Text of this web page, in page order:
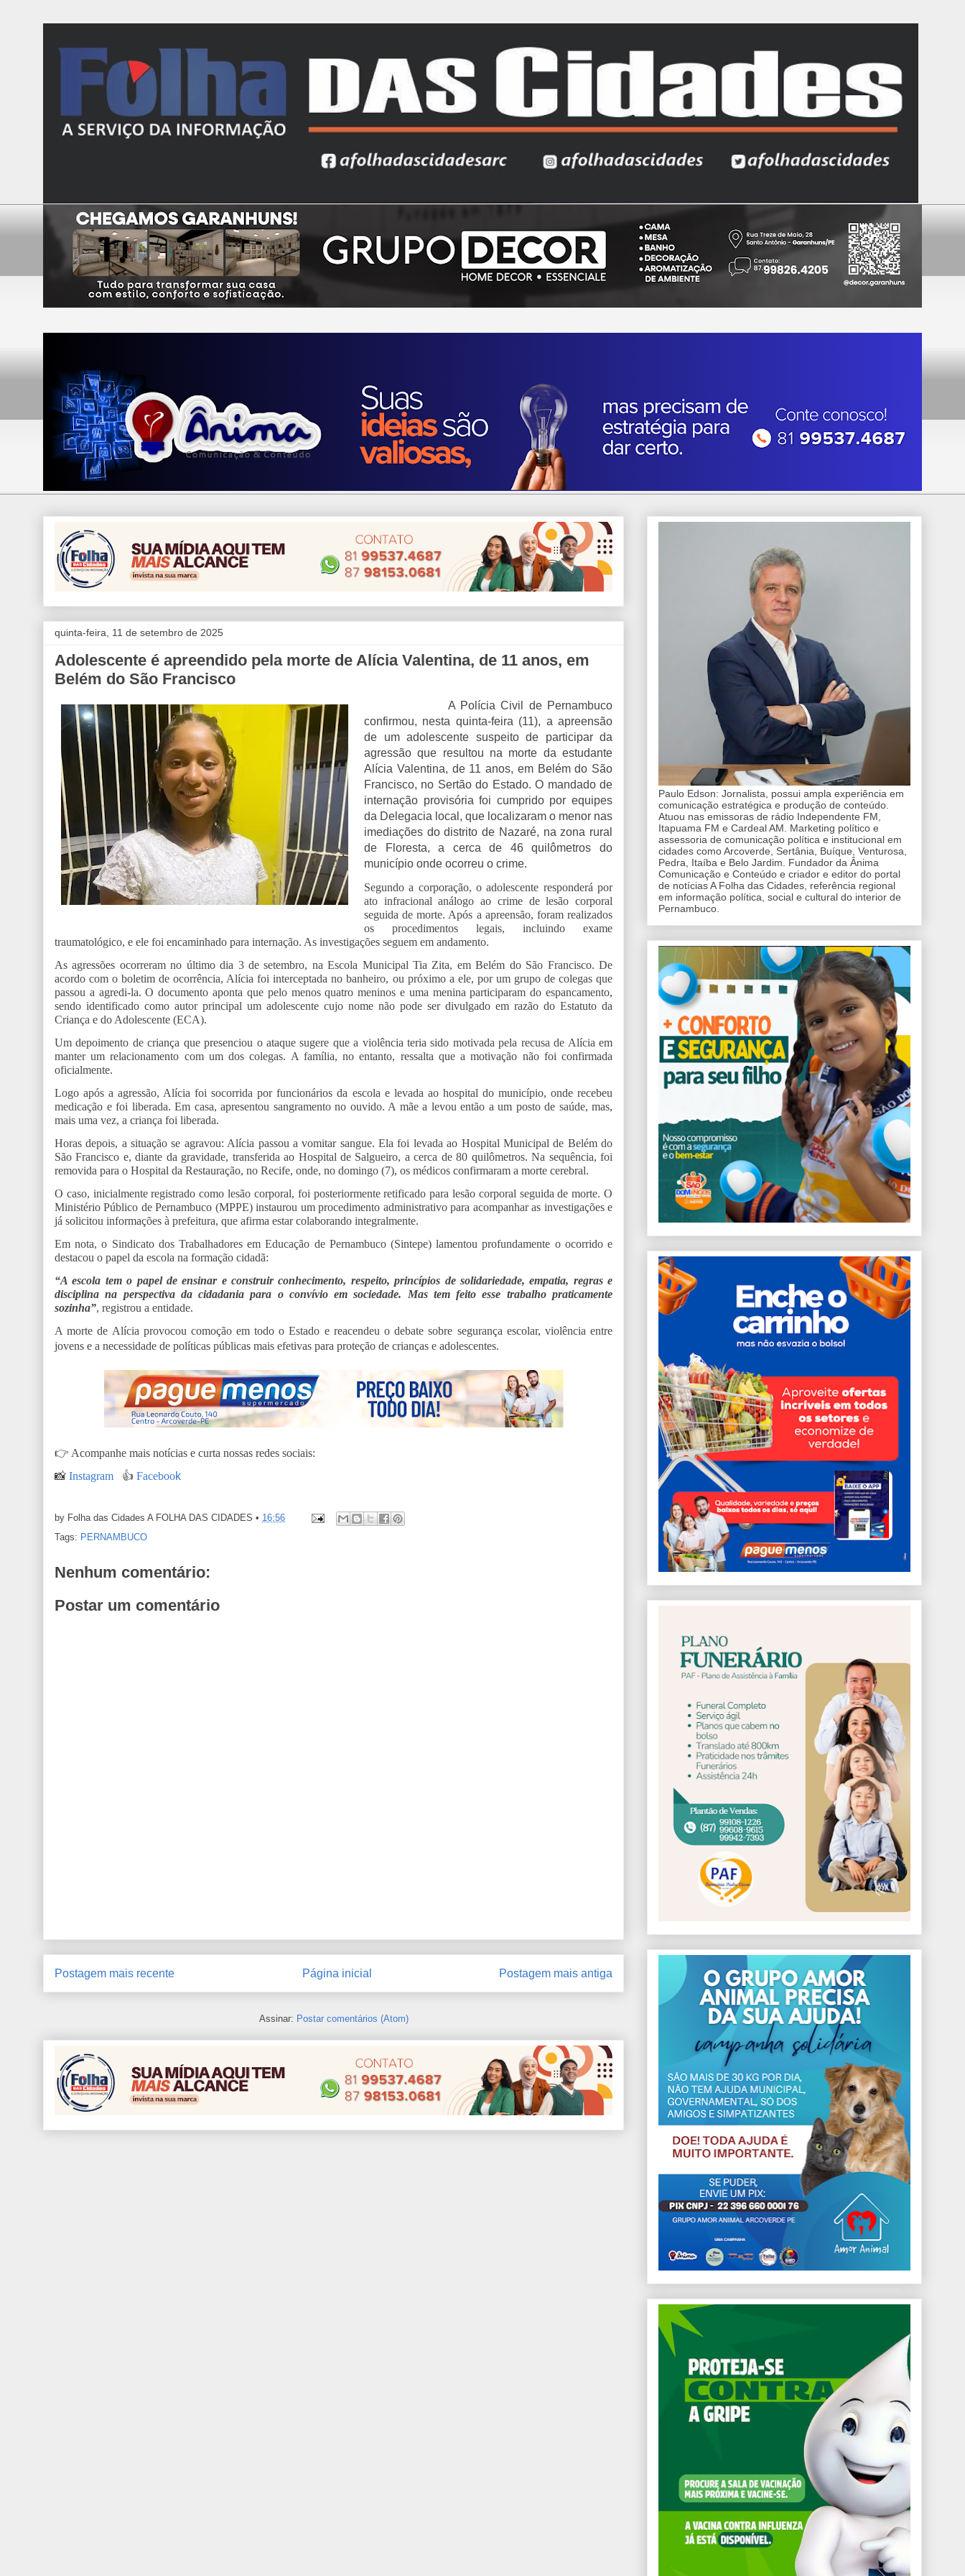
quinta-feira, 11 de setembro de 2025
Adolescente é apreendido pela morte de Alícia Valentina, de 11 anos, em
Belém do São Francisco
A Polícia Civil de Pernambuco
confirmou, nesta quinta-feira (11), a apreensão
de um adolescente suspeito de participar da
agressão que resultou na morte da estudante
Alícia Valentina, de 11 anos, em Belém do São
Francisco, no Sertão do Estado. O mandado de
internação provisória foi cumprido por equipes
da Delegacia local, que localizaram o menor nas
imediações do distrito de Nazaré, na zona rural
de Floresta, a cerca de 46 quilômetros do
município onde ocorreu o crime.
Segundo a corporação, o adolescente responderá por
ato infracional análogo ao crime de lesão corporal
seguida de morte. Após a apreensão, foram realizados
os procedimentos legais, incluindo exame
traumatológico, e ele foi encaminhado para internação. As investigações seguem em andamento.
As agressões ocorreram no último dia 3 de setembro, na Escola Municipal Tia Zita, em Belém do São Francisco. De
acordo com o boletim de ocorrência, Alícia foi interceptada no banheiro, ou próximo a ele, por um grupo de colegas que
passou a agredi-la. O documento aponta que pelo menos quatro meninos e uma menina participaram do espancamento,
sendo identificado como autor principal um adolescente cujo nome não pode ser divulgado em razão do Estatuto da
Criança e do Adolescente (ECA).
Um depoimento de criança que presenciou o ataque sugere que a violência teria sido motivada pela recusa de Alícia em
manter um relacionamento com um dos colegas. A família, no entanto, ressalta que a motivação não foi confirmada
oficialmente.
Logo após a agressão, Alícia foi socorrida por funcionários da escola e levada ao hospital do município, onde recebeu
medicação e foi liberada. Em casa, apresentou sangramento no ouvido. A mãe a levou então a um posto de saúde, mas,
mais uma vez, a criança foi liberada.
Horas depois, a situação se agravou: Alícia passou a vomitar sangue. Ela foi levada ao Hospital Municipal de Belém do
São Francisco e, diante da gravidade, transferida ao Hospital de Salgueiro, a cerca de 80 quilômetros. Na sequência, foi
removida para o Hospital da Restauração, no Recife, onde, no domingo (7), os médicos confirmaram a morte cerebral.
O caso, inicialmente registrado como lesão corporal, foi posteriormente retificado para lesão corporal seguida de morte. O
Ministério Público de Pernambuco (MPPE) instaurou um procedimento administrativo para acompanhar as investigações e
já solicitou informações à prefeitura, que afirma estar colaborando integralmente.
Em nota, o Sindicato dos Trabalhadores em Educação de Pernambuco (Sintepe) lamentou profundamente o ocorrido e
destacou o papel da escola na formação cidadã:
“A escola tem o papel de ensinar e construir conhecimento, respeito, princípios de solidariedade, empatia, regras e
disciplina na perspectiva da cidadania para o convívio em sociedade. Mas tem feito esse trabalho praticamente
sozinha”, registrou a entidade.
A morte de Alícia provocou comoção em todo o Estado e reacendeu o debate sobre segurança escolar, violência entre
jovens e a necessidade de políticas públicas mais efetivas para proteção de crianças e adolescentes.
👉 Acompanhe mais notícias e curta nossas redes sociais:
📸 Instagram 👍 Facebook
by Folha das Cidades A FOLHA DAS CIDADES • 16:56
Tags: PERNAMBUCO
Nenhum comentário:
Postar um comentário
Postagem mais recente Postagem mais antiga
Página inicial
Assinar: Postar comentários (Atom)
Paulo Edson: Jornalista, possui ampla experiência em
comunicação estratégica e produção de conteúdo.
Atuou nas emissoras de rádio Independente FM,
Itapuama FM e Cardeal AM. Marketing político e
assessoria de comunicação política e institucional em
cidades como Arcoverde, Sertânia, Buíque, Venturosa,
Pedra, Itaíba e Belo Jardim. Fundador da Ânima
Comunicação e Conteúdo e criador e editor do portal
de notícias A Folha das Cidades, referência regional
em informação política, social e cultural do interior de
Pernambuco.